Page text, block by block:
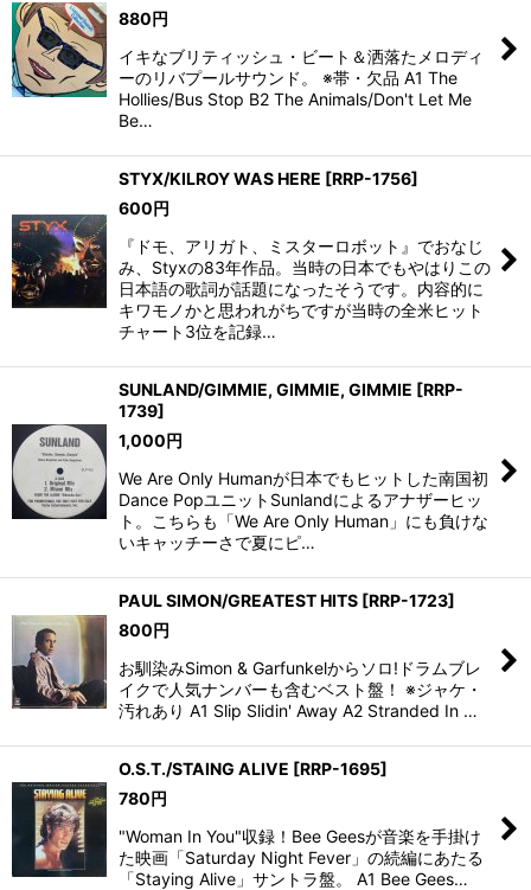
880円
イキなブリティッシュ・ビート＆洒落たメロディ
ーのリバプールサウンド。 ※帯・欠品 A1 The
Hollies/Bus Stop B2 The Animals/Don't Let Me
Be…
STYX/KILROY WAS HERE [RRP-1756]
600円
『ドモ、アリガト、ミスターロボット』でおなじ
み、Styxの83年作品。当時の日本でもやはりこの
日本語の歌詞が話題になったそうです。内容的に
キワモノかと思われがちですが当時の全米ヒット
チャート3位を記録…
SUNLAND/GIMMIE, GIMMIE, GIMMIE [RRP-
1739]
1,000円
We Are Only Humanが日本でもヒットした南国初
Dance PopユニットSunlandによるアナザーヒッ
ト。こちらも「We Are Only Human」にも負けな
いキャッチーさで夏にピ…
PAUL SIMON/GREATEST HITS [RRP-1723]
800円
お馴染みSimon & Garfunkelからソロ!ドラムブレ
イクで人気ナンバーも含むベスト盤！ ※ジャケ・
汚れあり A1 Slip Slidin' Away A2 Stranded In …
O.S.T./STAING ALIVE [RRP-1695]
780円
"Woman In You"収録！Bee Geesが音楽を手掛け
た映画「Saturday Night Fever」の続編にあたる
「Staying Alive」サントラ盤。 A1 Bee Gees…